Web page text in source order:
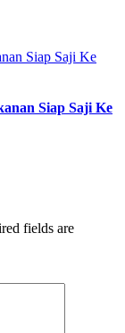
Siap Saji Ke
fields are